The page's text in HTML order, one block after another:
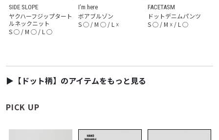
SIDE SLOPE
ヤクハーフジップタート
ルネックニット
S◯ /M ◯ /L ◯
I’m here
ボアブルゾン
S◯ /M ◯ /L ☓
FACETASM
ドットデニムパンツ
S◯ /M ☓ /L ◯
▶【ドット柄】のアイテムをもっと見る
PICK UP